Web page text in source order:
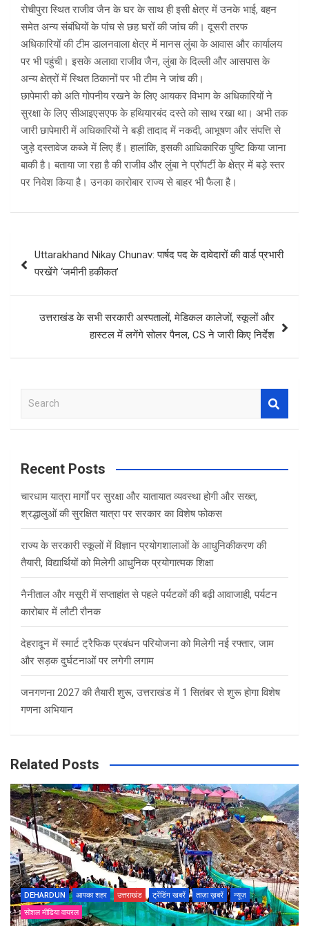
रोचीपुरा स्थित राजीव जैन के घर के साथ ही इसी क्षेत्र में उनके भाई, बहन
समेत अन्य संबंधियों के पांच से छह घरों की जांच की। दूसरी तरफ
अधिकारियों की टीम डालनवाला क्षेत्र में मानस लुंबा के आवास और कार्यालय
पर भी पहुंची। इसके अलावा राजीव जैन, लुंबा के दिल्ली और आसपास के
अन्य क्षेत्रों में स्थित ठिकानों पर भी टीम ने जांच की।
छापेमारी को अति गोपनीय रखने के लिए आयकर विभाग के अधिकारियों ने
सुरक्षा के लिए सीआइएसएफ के हथियारबंद दस्ते को साथ रखा था। अभी तक
जारी छापेमारी में अधिकारियों ने बड़ी तादाद में नकदी, आभूषण और संपत्ति से
जुड़े दस्तावेज कब्जे में लिए हैं। हालांकि, इसकी आधिकारिक पुष्टि किया जाना
बाकी है। बताया जा रहा है की राजीव और लुंबा ने प्रॉपर्टी के क्षेत्र में बड़े स्तर
पर निवेश किया है। उनका कारोबार राज्य से बाहर भी फैला है।
navigation
Uttarakhand Nikay Chunav: पार्षद पद के दावेदारों की वार्ड प्रभारी
परखेंगे ‘जमीनी हकीकत’
उत्तराखंड के सभी सरकारी अस्पतालों, मेडिकल कालेजों, स्कूलों और
हास्टल में लगेंगे सोलर पैनल, CS ने जारी किए निर्देश
a
c
Recent Posts
चारधाम यात्रा मार्गों पर सुरक्षा और यातायात व्यवस्था होगी और सख्त,
श्रद्धालुओं की सुरक्षित यात्रा पर सरकार का विशेष फोकस
राज्य के सरकारी स्कूलों में विज्ञान प्रयोगशालाओं के आधुनिकीकरण की
तैयारी, विद्यार्थियों को मिलेगी आधुनिक प्रयोगात्मक शिक्षा
नैनीताल और मसूरी में सप्ताहांत से पहले पर्यटकों की बढ़ी आवाजाही, पर्यटन
कारोबार में लौटी रौनक
देहरादून में स्मार्ट ट्रैफिक प्रबंधन परियोजना को मिलेगी नई रफ्तार, जाम
और सड़क दुर्घटनाओं पर लगेगी लगाम
जनगणना 2027 की तैयारी शुरू, उत्तराखंड में 1 सितंबर से शुरू होगा विशेष
गणना अभियान
Related Posts
DEHARDUN आपका शहर उत्तराखंड ट्रेंडिंग खबरें ताज़ा ख़बरें
न्यूज़
सोशल मीडिया वायरल